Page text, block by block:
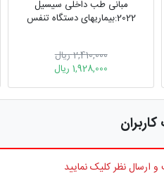
مبانی طب داخلی سیسیل
2022:بیماریهای دستگاه تنفس
2,410,000 ریال
1,928,000 ریال
نظر کلیک نمایید